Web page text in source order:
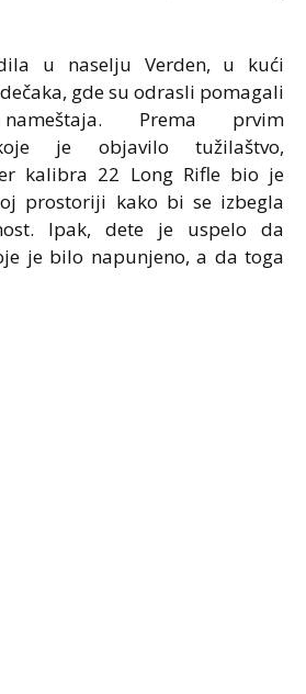
u naselju Verden, u kući
gde su odrasli pomagali
Prema prvim
je objavilo tužilaštvo,
kalibra 22 Long Rifle bio je
prostoriji kako bi se izbegla
Ipak, dete je uspelo da
je bilo napunjeno, a da toga